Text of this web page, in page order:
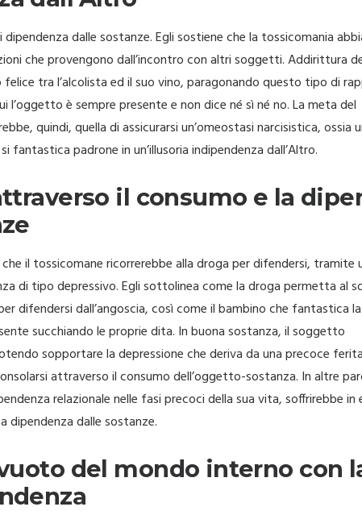
dipendenza dalle sostanze. Egli sostiene che la tossicomania
che provengono dall’incontro con altri soggetti. Addirittura
felice tra l’alcolista ed il suo vino, paragonando questo tipo di
l’oggetto è sempre presente e non dice né sì né no. La meta del
quindi, quella di assicurarsi un’omeostasi narcisistica, ossia
padrone in un’illusoria indipendenza dall’Altro.
il consumo e la
il tossicomane ricorrerebbe alla droga per difendersi, tramite
di tipo depressivo. Egli sottolinea come la droga permetta al
difendersi dall’angoscia, così come il bambino che fantastica
succhiando le proprie dita. In buona sostanza, il soggetto
sopportare la depressione che deriva da una precoce
attraverso il consumo dell’oggetto-sostanza. In altre
relazionale nelle fasi precoci della sua vita, soffrirebbe in
dipendenza dalle sostanze.
del mondo interno con